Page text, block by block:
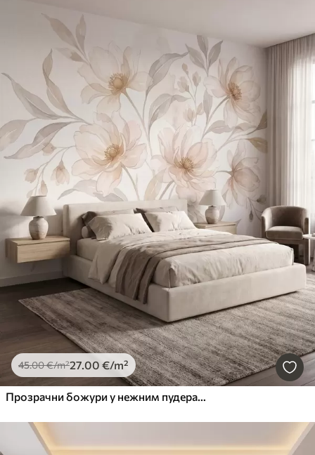
45.00€/m²27.00 €/m²
Прозрачни божури у нежним пудерасто-беж тоновима